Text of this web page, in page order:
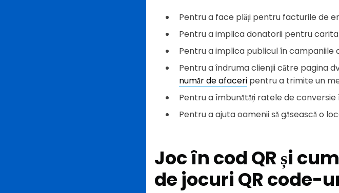
Pentru a face plăți pentru facturile de
Pentru a implica donatorii pentru
Pentru a implica publicul în campaniile
Pentru a îndruma clienții către pagina
număr de afaceripentru a trimite un
Pentru a îmbunătăți ratele de
Pentru a ajuta oamenii să găsească o
Joc în cod QR și
de jocuri QR code-